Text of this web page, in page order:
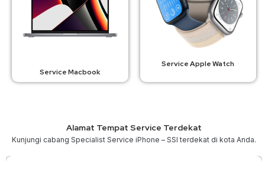
Service Macbook
Service Apple Watch
Alamat Tempat Service Terdekat
Kunjungi cabang Specialist Service iPhone – SSI terdekat di kota Anda.